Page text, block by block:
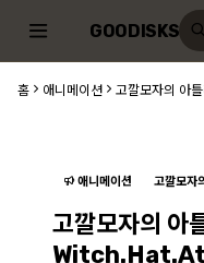
GOODISKS
홈 애니메이션 고깔모자의 아
애니메이션 고깔모자의
고깔모자의